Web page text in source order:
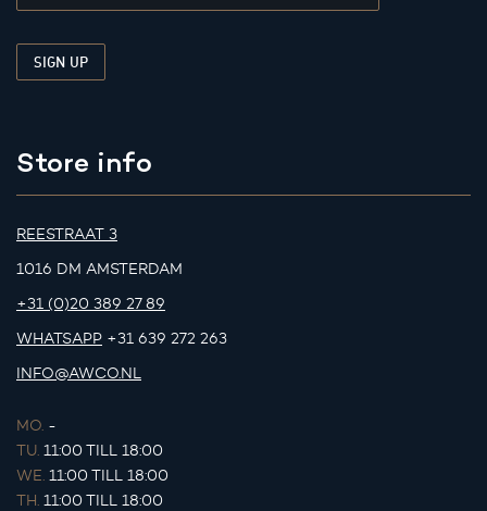
Store info
REESTRAAT 3
1016 DM AMSTERDAM
+31 (0)20 389 27 89
WHATSAPP +31 639 272 263
INFO@AWCO.NL
MO. -
TU. 11:00 TILL 18:00
WE. 11:00 TILL 18:00
TH. 11:00 TILL 18:00